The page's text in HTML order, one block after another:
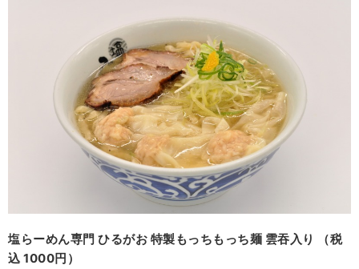
塩らーめん専門 ひるがお 特製もっちもっち麺 雲吞入り （税
込 1000円）